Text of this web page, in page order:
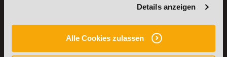
Details anzeigen
Alle Cookies zulassen
und B-Lizenz
Ernährungsberater
Personal Trainer
Personal Coach